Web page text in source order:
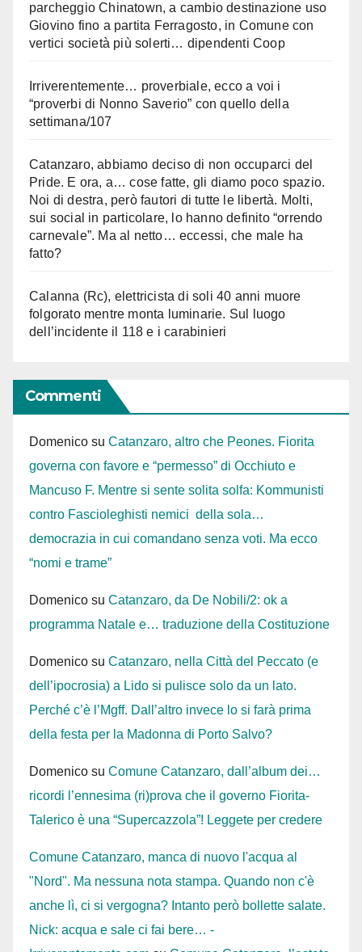
parcheggio Chinatown, a cambio destinazione uso
Giovino fino a partita Ferragosto, in Comune con
vertici società più solerti… dipendenti Coop
Irriverentemente… proverbiale, ecco a voi i
“proverbi di Nonno Saverio” con quello della
settimana/107
Catanzaro, abbiamo deciso di non occuparci del
Pride. E ora, a… cose fatte, gli diamo poco spazio.
Noi di destra, però fautori di tutte le libertà. Molti,
sui social in particolare, lo hanno definito “orrendo
carnevale”. Ma al netto… eccessi, che male ha
fatto?
Calanna (Rc), elettricista di soli 40 anni muore
folgorato mentre monta luminarie. Sul luogo
dell’incidente il 118 e i carabinieri
Commenti
Domenico su Catanzaro, altro che Peones. Fiorita
governa con favore e “permesso” di Occhiuto e
Mancuso F. Mentre si sente solita solfa: Kommunisti
contro Fascioleghisti nemici della sola…
democrazia in cui comandano senza voti. Ma ecco
“nomi e trame”
Domenico su Catanzaro, da De Nobili/2: ok a
programma Natale e… traduzione della Costituzione
Domenico su Catanzaro, nella Città del Peccato (e
dell’ipocrosia) a Lido si pulisce solo da un lato.
Perché c’è l’Mgff. Dall’altro invece lo si farà prima
della festa per la Madonna di Porto Salvo?
Domenico su Comune Catanzaro, dall’album dei…
ricordi l’ennesima (ri)prova che il governo Fiorita-
Talerico è una “Supercazzola”! Leggete per credere
Comune Catanzaro, manca di nuovo l'acqua al
"Nord". Ma nessuna nota stampa. Quando non c'è
anche lì, ci si vergogna? Intanto però bollette salate.
Nick: acqua e sale ci fai bere… -